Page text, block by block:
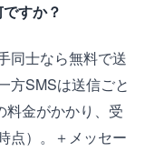
すか？
同士なら無料で送
方SMSは送信ごと
料金がかかり、受
点）。＋メッセー